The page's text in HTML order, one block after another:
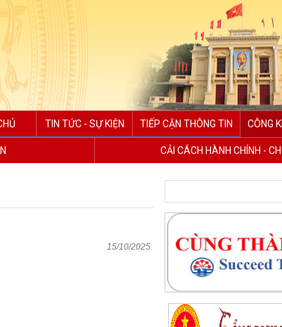
TIN TỨC - SỰ KIỆN TIẾP CẬN THÔNG TIN CÔNG
CẢI CÁCH HÀNH CHÍNH -
15/10/2025